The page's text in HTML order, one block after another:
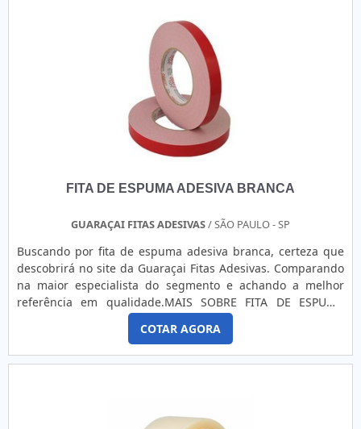
dos clientes, oferece itens variados como fita gomada e fita
dupla face 5mm.Tudo isso por ser uma empresa
comprometida com seus serviços e uma empresa
responsável, características possíveis pelo fato de a
empresa ter escritório de alta qualidade onde são
realizadas as atividades e grande estoque de matéria
prima. Tudo isso, somado à performance de uma equipe
multidisciplinar de consultores associados e equipe de alta
todos os clientes.FITA DE ESPUMA ADESIVA BRANCA
GUARAÇAI FITAS ADESIVAS/ SÃO PAULO - SP
Buscando por fita de espuma adesiva branca, certeza que
descobrirá no site da Guaraçai Fitas Adesivas. Comparando
na maior especialista do segmento e achando a melhor
referência em qualidade.MAIS SOBRE FITA DE ESPUMA
ADESIVA BRANCAQuem busca por fita de espuma adesiva
branca em uma empresa responsável, descobre o site da
Guaraçai Fitas Adesivas. Com grande know-how focado em
fita dupla face refilada e fita dupla face 5mm, garantindo o
empresa que tenha produtos e serviços com ótima
COTAR AGORA